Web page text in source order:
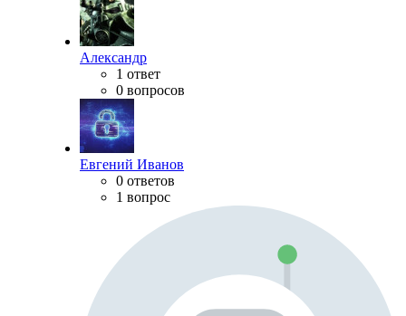
Александр
1 ответ
0 вопросов
Евгений Иванов
0 ответов
1 вопрос